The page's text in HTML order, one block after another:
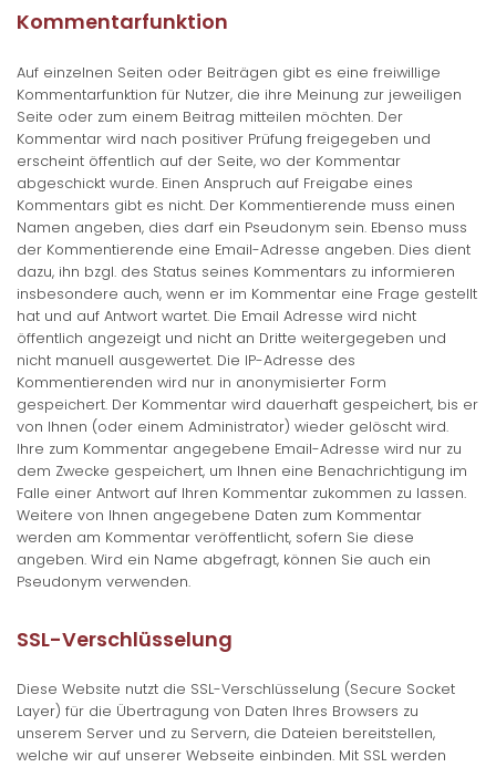
Kommentarfunktion
Auf einzelnen Seiten oder Beiträgen gibt es eine freiwillige
Kommentarfunktion für Nutzer, die ihre Meinung zur jeweiligen
Seite oder zum einem Beitrag mitteilen möchten. Der
Kommentar wird nach positiver Prüfung freigegeben und
erscheint öffentlich auf der Seite, wo der Kommentar
abgeschickt wurde. Einen Anspruch auf Freigabe eines
Kommentars gibt es nicht. Der Kommentierende muss einen
Namen angeben, dies darf ein Pseudonym sein. Ebenso muss
der Kommentierende eine Email-Adresse angeben. Dies dient
dazu, ihn bzgl. des Status seines Kommentars zu informieren
insbesondere auch, wenn er im Kommentar eine Frage gestellt
hat und auf Antwort wartet. Die Email Adresse wird nicht
öffentlich angezeigt und nicht an Dritte weitergegeben und
nicht manuell ausgewertet. Die IP-Adresse des
Kommentierenden wird nur in anonymisierter Form
gespeichert. Der Kommentar wird dauerhaft gespeichert, bis er
von Ihnen (oder einem Administrator) wieder gelöscht wird.
Ihre zum Kommentar angegebene Email-Adresse wird nur zu
dem Zwecke gespeichert, um Ihnen eine Benachrichtigung im
Falle einer Antwort auf Ihren Kommentar zukommen zu lassen.
Weitere von Ihnen angegebene Daten zum Kommentar
werden am Kommentar veröffentlicht, sofern Sie diese
angeben. Wird ein Name abgefragt, können Sie auch ein
Pseudonym verwenden.
SSL-Verschlüsselung
Diese Website nutzt die SSL-Verschlüsselung (Secure Socket
Layer) für die Übertragung von Daten Ihres Browsers zu
unserem Server und zu Servern, die Dateien bereitstellen,
welche wir auf unserer Webseite einbinden. Mit SSL werden